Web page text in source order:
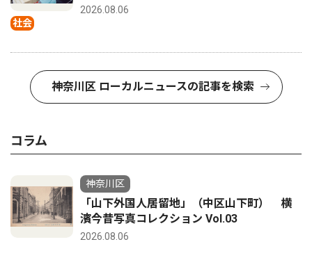
社会
2026.08.06
神奈川区 ローカルニュースの記事を検索
コラム
神奈川区
「山下外国人居留地」（中区山下町） 横
濱今昔写真コレクション Vol.03
2026.08.06